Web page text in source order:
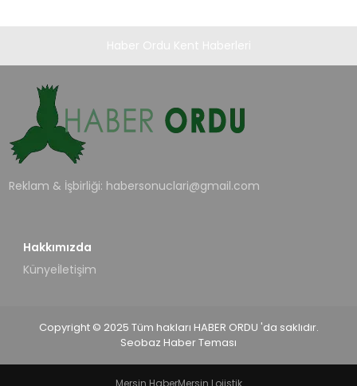
Reklam & İşbirliği: habersonuclari@gmail.com
Hakkımızda
Künyeİletişim
Copyright © 2025 Tüm hakları HABER ORDU 'da saklıdır.
Seobaz Haber Teması
Mersin HaberMersin Lojistik